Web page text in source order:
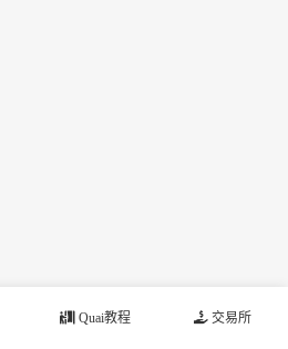
Quai教程 交易所